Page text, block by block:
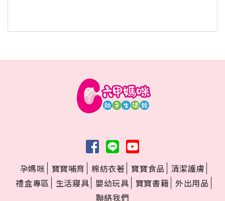
孕媽咪 寶寶哺育 棉紡衣著 寶寶食品
清潔護膚
禮盒專區
生活寢具 嬰幼玩具 寶寶書籍 外出用品
聯絡我們